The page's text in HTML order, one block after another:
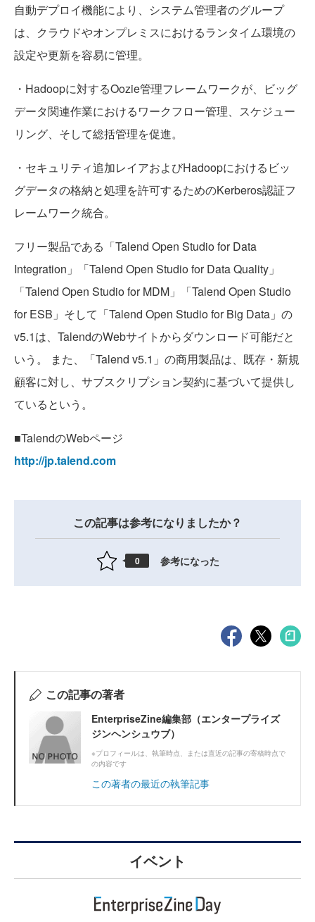
自動デプロイ機能により、システム管理者のグループ
は、クラウドやオンプレミスにおけるランタイム環境の
設定や更新を容易に管理。
・Hadoopに対するOozie管理フレームワークが、ビッグ
データ関連作業におけるワークフロー管理、スケジュー
リング、そして総括管理を促進。
・セキュリティ追加レイアおよびHadoopにおけるビッ
グデータの格納と処理を許可するためのKerberos認証フ
レームワーク統合。
フリー製品である「Talend Open Studio for Data
Integration」「Talend Open Studio for Data Quality」
「Talend Open Studio for MDM」「Talend Open Studio
for ESB」そして「Talend Open Studio for Big Data」の
v5.1は、TalendのWebサイトからダウンロード可能だと
いう。 また、「Talend v5.1」の商用製品は、既存・新規
顧客に対し、サブスクリプション契約に基づいて提供し
ているという。
■TalendのWebページ
http://jp.talend.com
この記事は参考になりましたか？
0 参考になった
この記事の著者
EnterpriseZine編集部（エンタープライズ
ジンヘンシュウブ）
※プロフィールは、執筆時点、または直近の記事の寄稿時点で
の内容です
この著者の最近の執筆記事
イベント